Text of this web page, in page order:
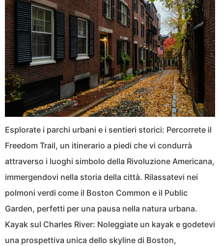
Esplorate i parchi urbani e i sentieri storici: Percorrete il
Freedom Trail, un itinerario a piedi che vi condurrà
attraverso i luoghi simbolo della Rivoluzione Americana,
immergendovi nella storia della città. Rilassatevi nei
polmoni verdi come il Boston Common e il Public
Garden, perfetti per una pausa nella natura urbana.
Kayak sul Charles River: Noleggiate un kayak e godetevi
una prospettiva unica dello skyline di Boston,